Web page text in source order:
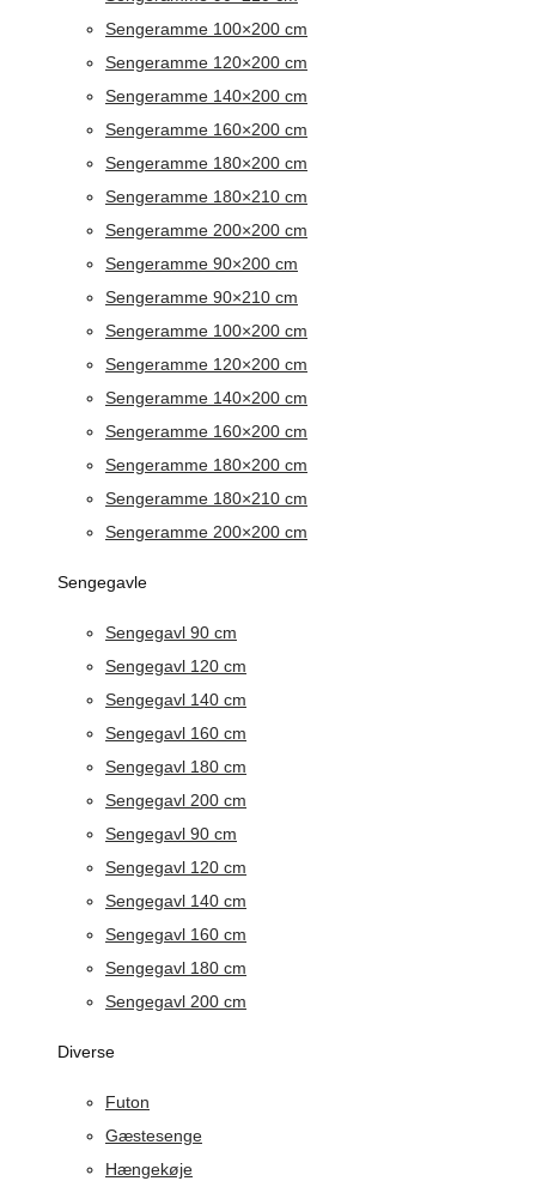
Sengeramme 100×200 cm
Sengeramme 120×200 cm
Sengeramme 140×200 cm
Sengeramme 160×200 cm
Sengeramme 180×200 cm
Sengeramme 180×210 cm
Sengeramme 200×200 cm
Sengeramme 90×200 cm
Sengeramme 90×210 cm
Sengeramme 100×200 cm
Sengeramme 120×200 cm
Sengeramme 140×200 cm
Sengeramme 160×200 cm
Sengeramme 180×200 cm
Sengeramme 180×210 cm
Sengeramme 200×200 cm
Sengegavle
Sengegavl 90 cm
Sengegavl 120 cm
Sengegavl 140 cm
Sengegavl 160 cm
Sengegavl 180 cm
Sengegavl 200 cm
Sengegavl 90 cm
Sengegavl 120 cm
Sengegavl 140 cm
Sengegavl 160 cm
Sengegavl 180 cm
Sengegavl 200 cm
Diverse
Futon
Gæstesenge
Hængekøje